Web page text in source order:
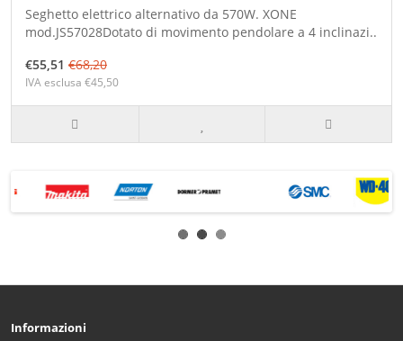
Seghetto elettrico alternativo da 570W. XONE
mod.JS57028Dotato di movimento pendolare a 4 inclinazi..
€55,51 €68,20
IVA esclusa €45,50
Informazioni